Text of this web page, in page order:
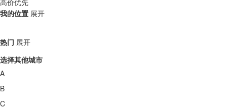
我的位置 展开
热门 展开
选择其他城市
A
B
C